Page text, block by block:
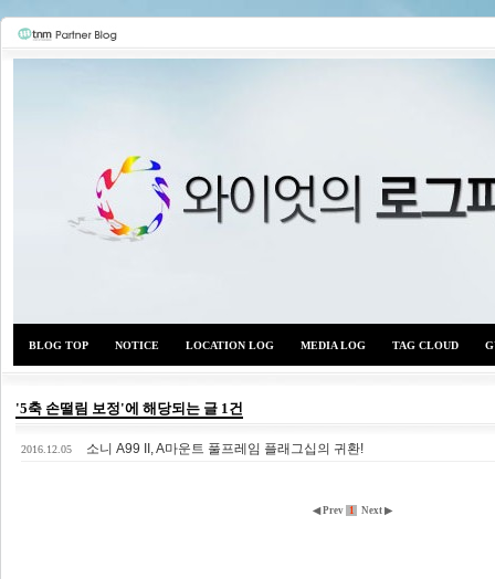
BLOG TOP NOTICE LOCATION LOG MEDIA LOG TAG CLOUD
'5축 손떨림 보정'에 해당되는 글 1건
2016.12.05 소니 A99 II, A마운트 풀프레임 플래그십의 귀환!
◀ Prev 1 Next ▶